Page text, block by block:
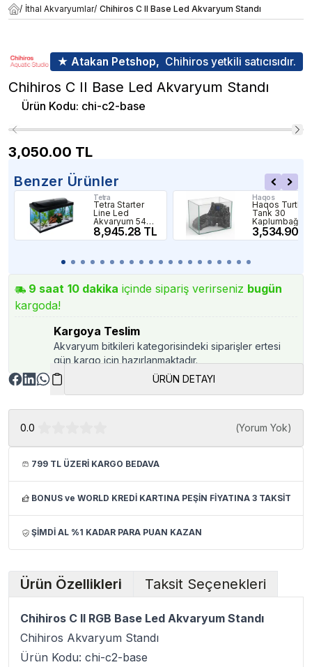
/ İthal Akvaryumlar/ Chihiros C II Base Led Akvaryum Standı
★ Atakan Petshop, Chihiros yetkili satıcısıdır.
Chihiros C II Base Led Akvaryum Standı
Ürün Kodu: chi-c2-base
3,050.00 TL
Benzer Ürünler
Tetra
Tetra Starter
Line Led
Akvaryum 54
Litre
8,945.28 TL
Haqos
Haqos Turtle
Tank 30
Kaplumbağa
Akvaryumu
3,534.90
9 saat 10 dakika içinde sipariş verirseniz bugün
kargoda!
Kargoya Teslim
Akvaryum bitkileri kategorisindeki siparişler ertesi
gün kargo için hazırlanmaktadır.
ÜRÜN DETAYI
0.0 (Yorum Yok)
799 TL ÜZERİ KARGO BEDAVA
BONUS ve WORLD KREDİ KARTINA PEŞİN FİYATINA 3 TAKSİT
ŞİMDİ AL %1 KADAR PARA PUAN KAZAN
Ürün Özellikleri Taksit Seçenekleri
Chihiros C II RGB Base Led Akvaryum Standı
Chihiros Akvaryum Standı
Ürün Kodu: chi-c2-base